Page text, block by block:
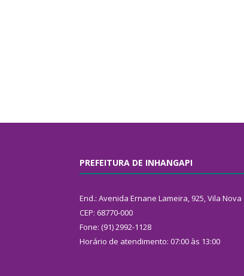
PREFEITURA DE INHANGAPI
End.: Avenida Ernane Lameira, 925, Vila Nova
CEP: 68770-000
Fone: (91) 2992-1128
Horário de atendimento: 07:00 às 13:00